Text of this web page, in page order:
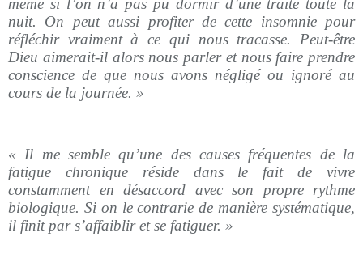
même si l’on n’a pas pu dormir d’une traite toute la
nuit. On peut aussi profiter de cette insomnie pour
réfléchir vraiment à ce qui nous tracasse. Peut-être
Dieu aimerait-il alors nous parler et nous faire prendre
conscience de que nous avons négligé ou ignoré au
cours de la journée. »
« Il me semble qu’une des causes fréquentes de la
fatigue chronique réside dans le fait de vivre
constamment en désaccord avec son propre rythme
biologique. Si on le contrarie de manière systématique,
il finit par s’affaiblir et se fatiguer. »